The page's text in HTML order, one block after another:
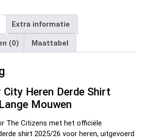
ail er
es
t
d
di
t
ke
dI
n
e
n
Extra informatie
(0) Maattabel
Heren Derde Shirt
Mouwen
The Citizens met het officiële
shirt 2025/26 voor heren, uitgevoerd